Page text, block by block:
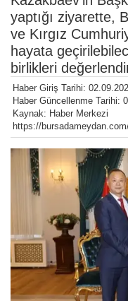
yaptığı ziyarette,
ve Kırgız
hayata
birlikleri
Haber Giriş Tarihi:
Haber Güncellenme Tarihi:
Kaynak: Haber Merkezi
https://